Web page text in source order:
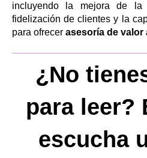
incluyendo la mejora de
fidelización de clientes y la
para ofrecer asesoría de valor
¿No
para leer?
escucha